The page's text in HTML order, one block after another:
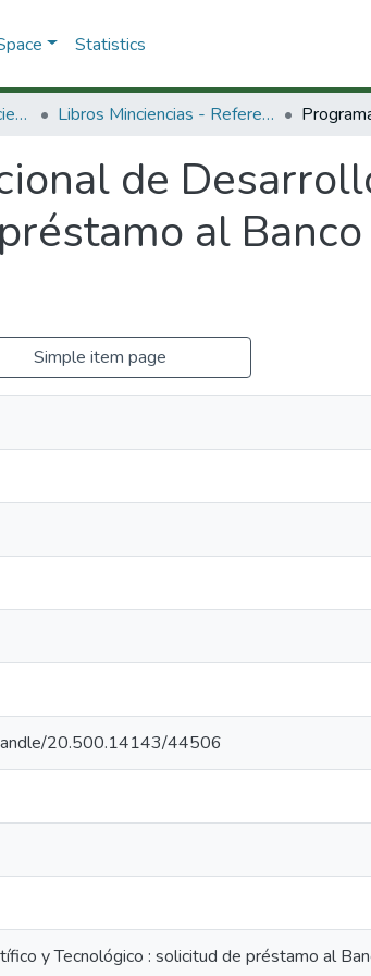
Statistics
3.2.2. Publicaciones Minciencias Libros Minciencias - Referenciales
de
al
Simple item page
20.500.14143/44506
y Tecnológico : solicitud de préstamo al